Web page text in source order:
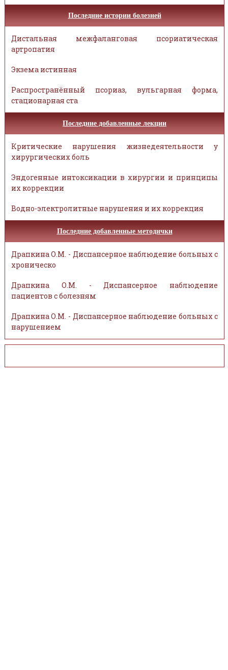
Последние истории болезней
Дистальная межфаланговая псориатическая
артропатия
Экзема истинная
Распространённый псориаз, вульгарная форма,
стационарная ста
Последние добавленные лекции
Критические нарушения жизнедеятельности у
хирургических боль
Эндогенные интоксикации в хирургии и принципы
их коррекции
Водно-электролитные нарушения и их коррекция
Последние добавленные методички
Драпкина О.М. - Диспансерное наблюдение больных с
хроническо
Драпкина О.М. - Диспансерное наблюдение
пациентов с болезням
Драпкина О.М. - Диспансерное наблюдение больных с
нарушением